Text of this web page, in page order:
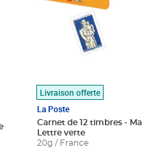
Livraison offerte
La Poste
Carnet de 12 timbres -
Lettre verte
20g / France